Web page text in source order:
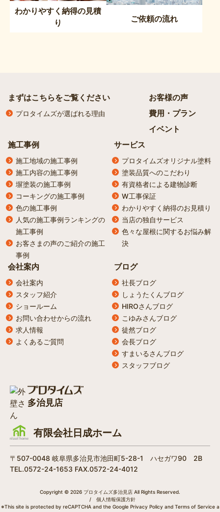
わかりやすく納得の見積
り
ご依頼の流れ
まずはこちらをご覧ください
プロタイムズが選ばれる理由
お客様の声
費用・プラン
イベント
施工事例
施工地域の施工事例
施工内容の施工事例
塀塗装の施工事例
コーキングの施工事例
色の施工事例
人気の施工事例ランキングの
施工事例
お客さまの声のご紹介の施工
事例
サービス
プロタイムズオリジナル塗料
塗装品質へのこだわり
有資格者による建物診断
W工事保証
わかりやすく納得のお見積り
当店の独自サービス
色々な屋根に関するお悩み解
決
会社案内
会社案内
スタッフ紹介
ショールーム
お問い合わせからの流れ
求人情報
よくあるご質問
ブログ
社長ブログ
しょうたくんブログ
HIROさんブログ
こゆみさんブログ
徒然ブログ
会長ブログ
すまいるさんブログ
スタッフブログ
多治見店
有限会社日成ホーム
〒507-0048 岐阜県多治見市池田町5-28-1 ハセガワ90 2B
TEL.0572-24-1653 FAX.0572-24-4012
Copyright © 2026 プロタイムズ多治見店 All Rights Reserved.
/
個人情報保護方針
※This site is protected by reCAPTCHA and the Google Privacy Policyand Terms of Servicea